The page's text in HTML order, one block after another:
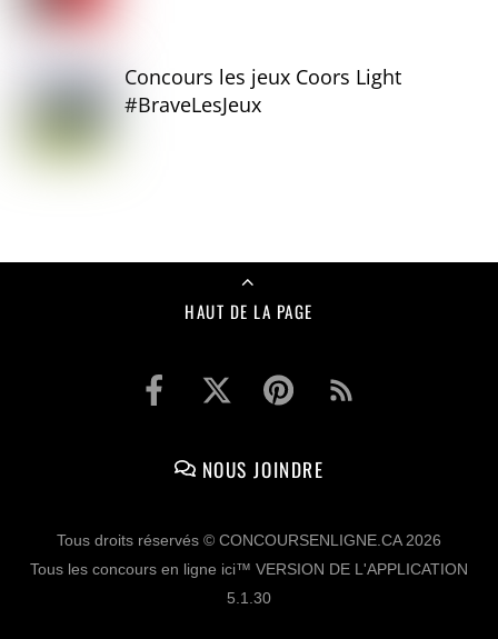
Concours les jeux Coors Light
#BraveLesJeux
HAUT DE LA PAGE
NOUS JOINDRE
Tous droits réservés © CONCOURSENLIGNE.CA 2026
Tous les concours en ligne ici™ VERSION DE L'APPLICATION
5.1.30